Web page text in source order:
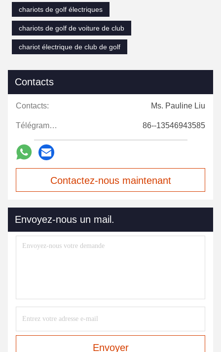
chariots de golf électriques
chariots de golf de voiture de club
chariot électrique de club de golf
Contacts
Contacts: Ms. Pauline Liu
Télégramme: 86--13546943585
Contactez-nous maintenant
Envoyez-nous un mail.
Envoyer